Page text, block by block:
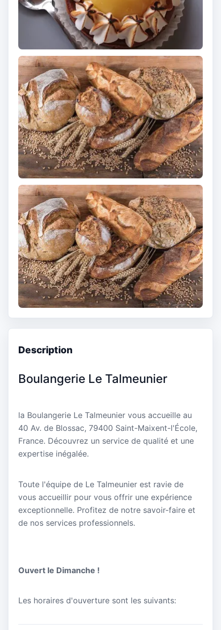
Description
Boulangerie Le Talmeunier
la Boulangerie Le Talmeunier vous accueille au
40 Av. de Blossac, 79400 Saint-Maixent-l'École,
France. Découvrez un service de qualité et une
expertise inégalée.
Toute l'équipe de Le Talmeunier est ravie de
vous accueillir pour vous offrir une expérience
exceptionnelle. Profitez de notre savoir-faire et
de nos services professionnels.
Ouvert le Dimanche !
Les horaires d'ouverture sont les suivants: